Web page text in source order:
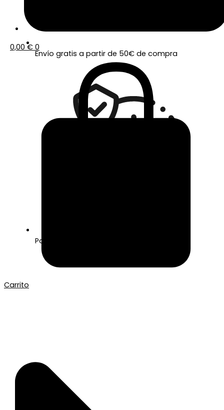
0,00€ 0
Carrito
Envío gratis a partir de 50€ de compra
Pago seguro con Tarjeta o Bizum